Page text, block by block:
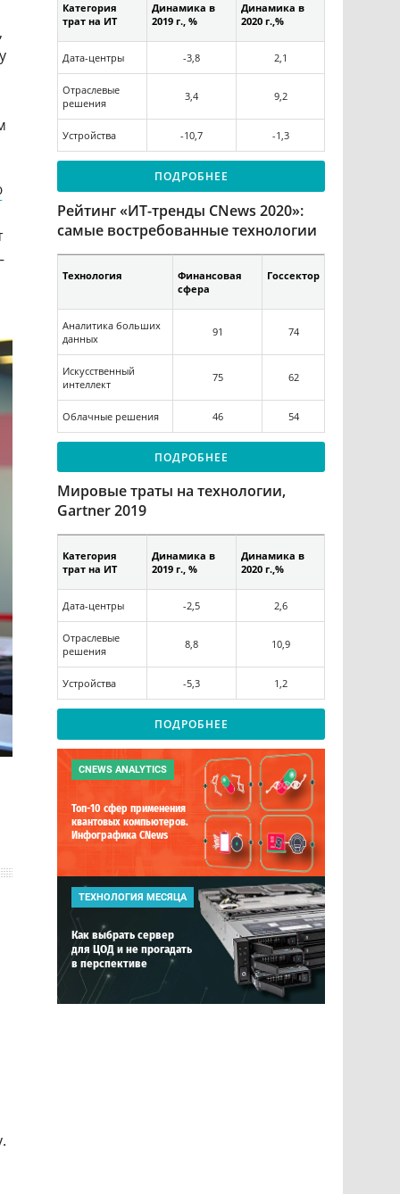
Категория
трат на ИТ
Динамика в
2019 г., %
Динамика в
2020 г.,%
Дата-центры -3,8 2,1
Отраслевые
решения
3,4 9,2
Устройства -10,7 -1,3
ПОДРОБНЕЕ
Рейтинг «ИТ-тренды CNews 2020»:
самые востребованные технологии
Технология
Финансовая
сфера
Госсектор
Аналитика больших
данных
91 74
Искусственный
интеллект
75 62
Облачные решения 46 54
ПОДРОБНЕЕ
Мировые траты на технологии,
Gartner 2019
Категория
трат на ИТ
Динамика в
2019 г., %
Динамика в
2020 г.,%
Дата-центры -2,5 2,6
Отраслевые
решения
8,8 10,9
Устройства -5,3 1,2
ПОДРОБНЕЕ
CNEWS ANALYTICS
Топ-10 сфер применения
квантовых компьютеров.
Инфографика CNews
ТЕХНОЛОГИЯ МЕСЯЦА
Как выбрать сервер
для ЦОД и не прогадать
в перспективе